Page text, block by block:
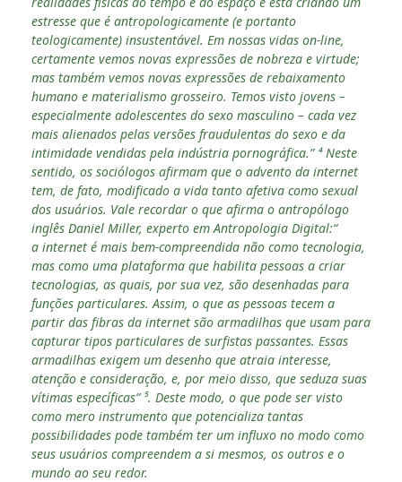
estresse que é antropologicamente (e portanto
teologicamente) insustentável. Em nossas vidas on-line,
certamente vemos novas expressões de nobreza e virtude;
mas também vemos novas expressões de rebaixamento
humano e materialismo grosseiro. Temos visto jovens –
especialmente adolescentes do sexo masculino – cada vez
mais alienados pelas versões fraudulentas do sexo e da
intimidade vendidas pela indústria pornográfica.” ⁴ Neste
sentido, os sociólogos afirmam que o advento da internet
tem, de fato, modificado a vida tanto afetiva como sexual
dos usuários. Vale recordar o que afirma o antropólogo
inglês Daniel Miller, experto em Antropologia Digital:“
a internet é mais bem-compreendida não como tecnologia,
mas como uma plataforma que habilita pessoas a criar
tecnologias, as quais, por sua vez, são desenhadas para
funções particulares. Assim, o que as pessoas tecem a
partir das fibras da internet são armadilhas que usam para
capturar tipos particulares de surfistas passantes. Essas
armadilhas exigem um desenho que atraia interesse,
atenção e consideração, e, por meio disso, que seduza suas
vítimas específicas” ⁵. Deste modo, o que pode ser visto
como mero instrumento que potencializa tantas
possibilidades pode também ter um influxo no modo como
seus usuários compreendem a si mesmos, os outros e o
mundo ao seu redor.